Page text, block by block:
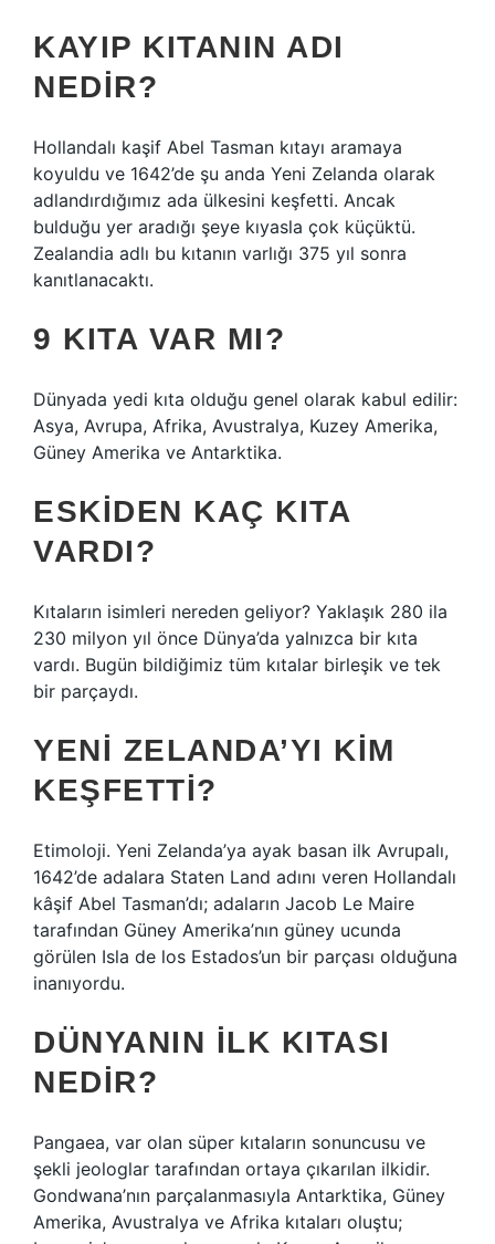
KAYIP KITANIN ADI
NEDIR?
Hollandalı kaşif Abel Tasman kıtayı aramaya
koyuldu ve 1642’de şu anda Yeni Zelanda olarak
adlandırdığımız ada ülkesini keşfetti. Ancak
bulduğu yer aradığı şeye kıyasla çok küçüktü.
Zealandia adlı bu kıtanın varlığı 375 yıl sonra
kanıtlanacaktı.
9 KITA VAR MI?
Dünyada yedi kıta olduğu genel olarak kabul edilir:
Asya, Avrupa, Afrika, Avustralya, Kuzey Amerika,
Güney Amerika ve Antarktika.
ESKIDEN KAÇ KITA
VARDI?
Kıtaların isimleri nereden geliyor? Yaklaşık 280 ila
230 milyon yıl önce Dünya’da yalnızca bir kıta
vardı. Bugün bildiğimiz tüm kıtalar birleşik ve tek
bir parçaydı.
YENI ZELANDA’YI KIM
KEŞFETTI?
Etimoloji. Yeni Zelanda’ya ayak basan ilk Avrupalı,
1642’de adalara Staten Land adını veren Hollandalı
kâşif Abel Tasman’dı; adaların Jacob Le Maire
tarafından Güney Amerika’nın güney ucunda
görülen Isla de los Estados’un bir parçası olduğuna
inanıyordu.
DÜNYANIN ILK KITASI
NEDIR?
Pangaea, var olan süper kıtaların sonuncusu ve
şekli jeologlar tarafından ortaya çıkarılan ilkidir.
Gondwana’nın parçalanmasıyla Antarktika, Güney
Amerika, Avustralya ve Afrika kıtaları oluştu;